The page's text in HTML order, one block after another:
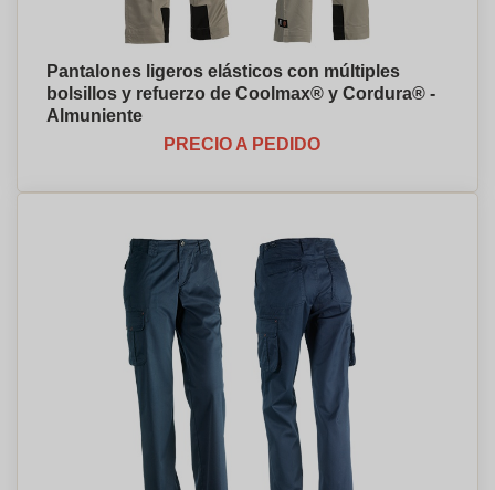
Pantalones ligeros elásticos con múltiples
bolsillos y refuerzo de Coolmax® y Cordura® -
Almuniente
PRECIO A PEDIDO